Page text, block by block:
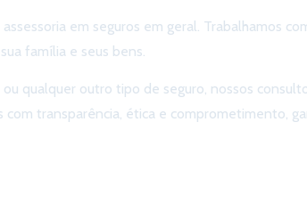
em seguros em geral. Trabalhamos
família e seus bens.
qualquer outro tipo de seguro, nossos
transparência, ética e comprometimento,